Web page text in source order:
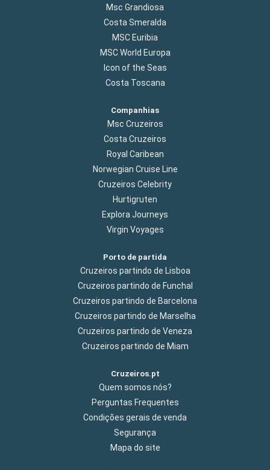
Msc Grandiosa
Costa Smeralda
MSC Euribia
MSC World Europa
Icon of the Seas
Costa Toscana
Companhias
Msc Cruzeiros
Costa Cruzeiros
Royal Caribean
Norwegian Cruise Line
Cruzeiros Celebrity
Hurtigruten
Explora Journeys
Virgin Voyages
Porto de partida
Cruzeiros partindo de Lisboa
Cruzeiros partindo de Funchal
Cruzeiros partindo de Barcelona
Cruzeiros partindo de Marselha
Cruzeiros partindo de Veneza
Cruzeiros partindo de Miam
Cruzeiros.pt
Quem somos nós?
Perguntas Frequentes
Condições gerais de venda
Segurança
Mapa do site